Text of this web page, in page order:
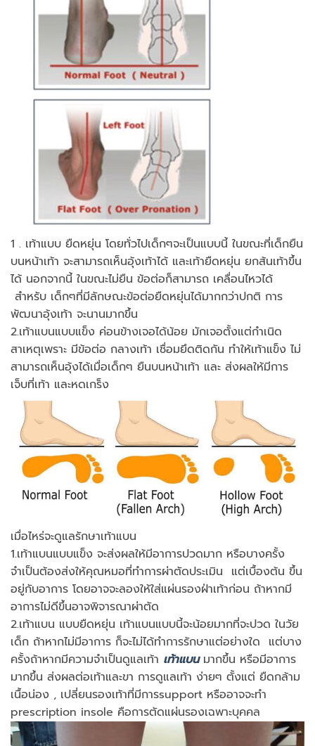
1 . เท้าแบบ ยืดหยุ่น โดยทั่วไปเด็กๆจะเป็นแบบนี้ ในขณะที่เด็กยืน
บนหน้าเท้า จะสามารถเห็นอุ้งเท้าได้ และเท้ายืดหยุ่น ยกส้นเท้าขึ้น
ได้ นอกจากนี้ ในขณะไม่ยืน ข้อต่อก็สามารถ เคลื่อนไหวได้
สำหรับ เด็กๆที่มีลักษณะข้อต่อยืดหยุ่นได้มากกว่าปกติ การ
พัฒนาอุ้งเท้า จะนานมากขึ้น
2.เท้าแบนแบบแข็ง ค่อนข้างเจอได้น้อย มักเจอตั้งแต่กำเนิด
สาเหตุเพราะ มีข้อต่อ กลางเท้า เชื่อมยึดติดกัน ทำให้เท้าแข็ง ไม่
สามารถเห็นอุ้งได้เมื่อเด็กๆ ยืนบนหน้าเท้า และ ส่งผลให้มีการ
เจ็บที่เท้า และหดเกร็ง
เมื่อไหร่จะดูแลรักษาเท้าแบน
1.เท้าแบนแบบแข็ง จะส่งผลให้มีอาการปวดมาก หรือบางครั้ง
จำเป็นต้องส่งให้คุณหมอที่ทำการผ่าตัดประเมิน แต่เบื้องต้น ขึ้น
อยู่กับอาการ โดยอาจจะลองให้ใส่แผ่นรองฝ่าเท้าก่อน ถ้าหากมี
อาการไม่ดีขึ้นอาจพิจารณาผ่าตัด
2.เท้าแบน แบบยืดหยุ่น เท้าแบนแบบนี้จะน้อยมากที่จะปวด ในวัย
เด็ก ถ้าหากไม่มีอาการ ก็จะไม่ได้ทำการรักษาแต่อย่างใด แต่บาง
ครั้งถ้าหากมีความจำเป็นดูแลเท้า เท้าแบน มากขึ้น หรือมีอาการ
มากขึ้น ส่งผลต่อเท้าและขา การดูแลเท้า ง่ายๆ ตั้งแต่ ยืดกล้าม
เนื้อน่อง , เปลี่ยนรองเท้าที่มีการsupport หรืออาจจะทำ
prescription insole คือการตัดแผ่นรองเฉพาะบุคคล